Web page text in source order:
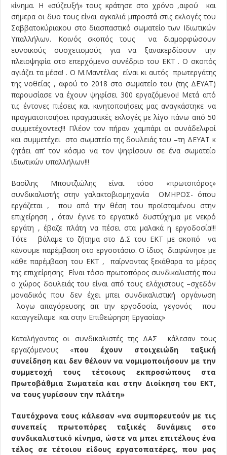
κίνημα. Η «σύζευξή» τους κράτησε στο χρόνο ,αφού και
σήμερα οι δυο τους είναι αγκαλιά μπροστά στις εκλογές του
Σαββατοκύριακου στο διασπαστικό σωματείο των Ιδιωτικών
Υπαλλήλων. Κοινός σκοπός τους να διαμορφώσουν
ευνοϊκούς συσχετισμούς για να ξανακερδίσουν την
πλειοψηφία στο επερχόμενο συνέδριο του ΕΚΤ . Ο σκοπός
αγιάζει τα μέσα! . Ο Μ.Μαντέλας είναι κι αυτός πρωτεργάτης
της νοθείας , αφού το 2018 στο σωματείο του (της ΔΕΥΑΤ)
παρουσίασε να έχουν ψηφίσει 300 εργαζόμενοι! Μετά από
τις έντονες πιέσεις και κινητοποιήσεις μας αναγκάστηκε να
πραγματοποιήσει πραγματικές εκλογές με λίγο πάνω από 50
συμμετέχοντες!!! Πλέον τον πήραν χαμπάρι οι συνάδελφοί
και συμμετέχει στο σωματείο της δουλειάς του –τη ΔΕΥΑΤ κ
ζητάει απ’ τον κόσμο να τον ψηφίσουν σε ένα σωματείο
ιδιωτικών υπαλλήλων!!!
Βασίλης Μπουτζιώλης είναι τόσο «πρωτοπόρος»
συνδικαλιστής στην γαλακτοβιομηχανία ΟΜΗΡΟΣ- όπου
εργάζεται , που από την θέση του προϊσταμένου στην
επιχείρηση , όταν έγινε το εργατικό δυστύχημα με νεκρό
εργάτη , έβαζε πλάτη να πέσει στα μαλακά η εργοδοσία!!!
Τότε βάλαμε το ζήτημα στο Δ.Σ του ΕΚΤ με σκοπό να
κάνουμε παρέμβαση στο εργοστάσιο. Ο ίδιος διαφώνησε με
κάθε παρέμβαση του ΕΚΤ , παίρνοντας ξεκάθαρα το μέρος
της επιχείρησης Είναι τόσο πρωτοπόρος συνδικαλιστής που
ο χώρος δουλειάς του είναι από τους ελάχιστους –σχεδόν
μοναδικός που δεν έχει μπει συνδικαλιστική οργάνωση
λογω απαγόρευσης απ την εργοδοσία, γεγονός που
καταγγείλαμε και στην Επιθεώρηση Εργασίας»
Καταλήγοντας οι συνδικαλιστές της ΔΑΣ κάλεσαν τους
εργαζόμενους «που έχουν στοιχειώδη ταξική
συνείδηση και δεν θέλουν να νομιμοποιήσουν με την
συμμετοχή τους τέτοιους εκπροσώπους στα
Πρωτοβάθμια Σωματεία και στην Διοίκηση του ΕΚΤ,
να τους γυρίσουν την πλάτη»
Ταυτόχρονα τους κάλεσαν «να συμπορευτούν με τις
συνεπείς πρωτοπόρες ταξικές δυνάμεις στο
συνδικαλιστικό κίνημα, ώστε να μπει επιτέλους ένα
τέλος σε τέτοιου είδους εργατοπατέρες, που μας